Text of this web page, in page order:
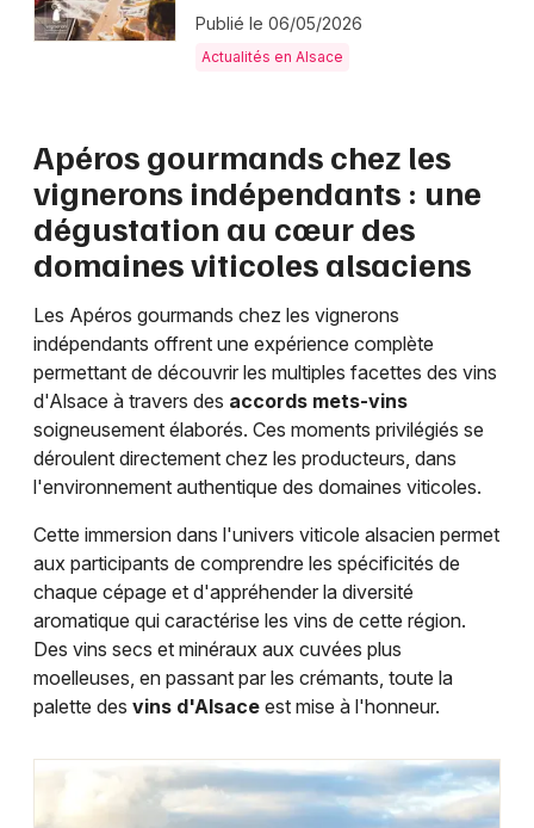
Publié le 06/05/2026
Actualités en Alsace
Apéros gourmands chez les
vignerons indépendants : une
dégustation au cœur des
domaines viticoles alsaciens
Les Apéros gourmands chez les vignerons
indépendants offrent une expérience complète
permettant de découvrir les multiples facettes des vins
d'Alsace à travers des accords mets-vins
soigneusement élaborés. Ces moments privilégiés se
déroulent directement chez les producteurs, dans
l'environnement authentique des domaines viticoles.
Cette immersion dans l'univers viticole alsacien permet
aux participants de comprendre les spécificités de
chaque cépage et d'appréhender la diversité
aromatique qui caractérise les vins de cette région.
Des vins secs et minéraux aux cuvées plus
moelleuses, en passant par les crémants, toute la
palette des vins d'Alsace est mise à l'honneur.